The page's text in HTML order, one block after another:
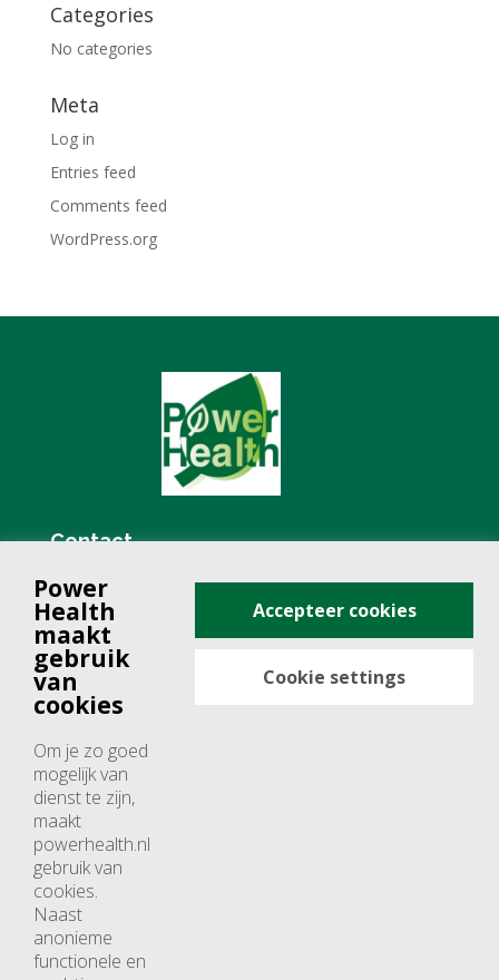
Categories
No categories
Meta
Log in
Entries feed
Comments feed
WordPress.org
Contact
+31 (0)76 571 19 68
info@powerhealth.nl
Adresse
4817 ZH breda
Nederland
Horaires d’ouvertures
Du lundi au jeudi: 09:00 – 17:00
Vendredi: 09:00 – 15:00
Power
Health
maakt
gebruik
van
cookies
Om je zo goed
mogelijk van
dienst te zijn,
maakt
powerhealth.nl
gebruik van
cookies.
Naast
anonieme
functionele en
Accepteer cookies
Cookie settings